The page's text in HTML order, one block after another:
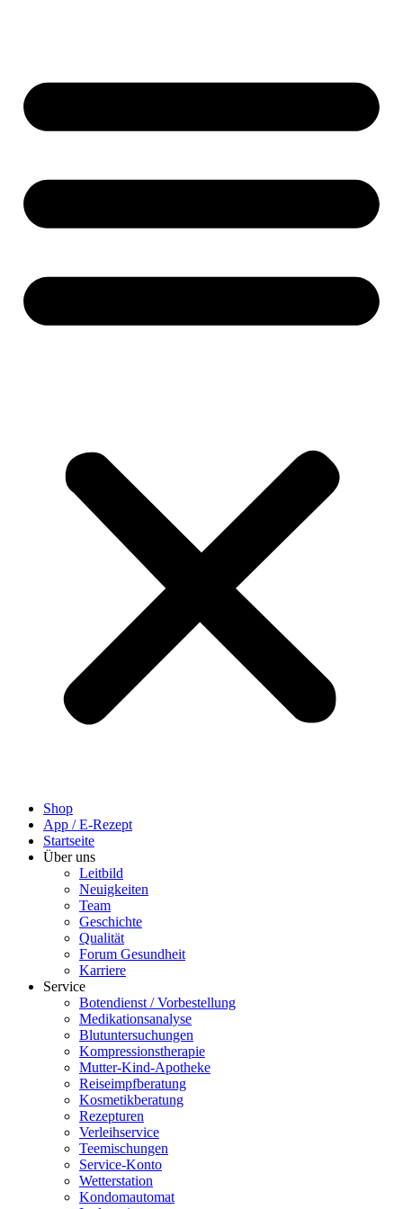
Shop
App / E-Rezept
Startseite
Über uns
Leitbild
Neuigkeiten
Team
Geschichte
Qualität
Forum Gesundheit
Karriere
Service
Botendienst / Vorbestellung
Medikationsanalyse
Blutuntersuchungen
Kompressionstherapie
Mutter-Kind-Apotheke
Reiseimpfberatung
Kosmetikberatung
Rezepturen
Verleihservice
Teemischungen
Service-Konto
Wetterstation
Kondomautomat